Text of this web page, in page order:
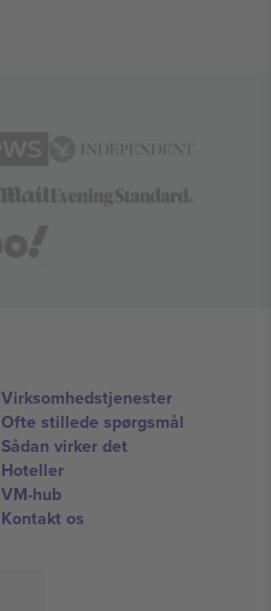
Virksomhedstjenester
Ofte stillede spørgsmål
Sådan virker det
Hoteller
VM-hub
Kontakt os